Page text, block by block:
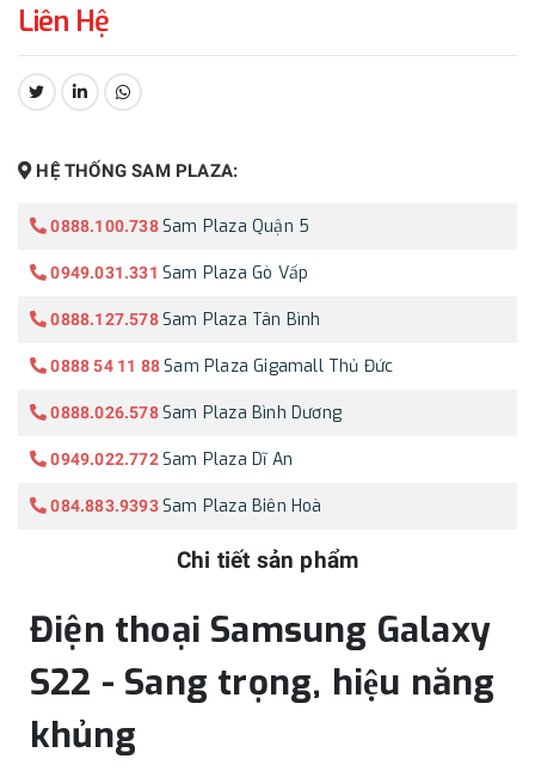
Liên Hệ
CHIA SẺ:
HỆ THỐNG SAM PLAZA:
0888.100.738 Sam Plaza Quận 5
0949.031.331 Sam Plaza Gò Vấp
0888.127.578 Sam Plaza Tân Bình
0888 54 11 88 Sam Plaza Gigamall Thủ Đức
0888.026.578 Sam Plaza Bình Dương
0949.022.772 Sam Plaza Dĩ An
084.883.9393 Sam Plaza Biên Hoà
Chi tiết sản phẩm
Điện thoại Samsung Galaxy
S22 - Sang trọng, hiệu năng
khủng